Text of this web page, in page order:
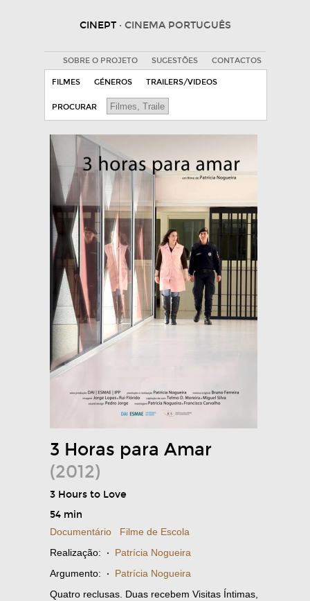
CINEPT · CINEMA PORTUGUÊS
SOBRE O PROJETO SUGESTÕES CONTACTOS
FILMES GÉNEROS TRAILERS/VIDEOS
PROCURAR
3 Horas para Amar
(2012)
3 Hours to Love
54 min
Documentário
Filme de Escola
Realização: · Patrícia Nogueira
Argumento: · Patrícia Nogueira
Quatro reclusas. Duas recebem Visitas Íntimas,